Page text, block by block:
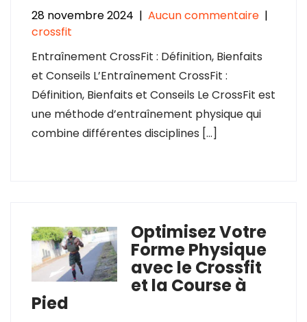
28 novembre 2024 | Aucun commentaire |
crossfit
Entraînement CrossFit : Définition, Bienfaits
et Conseils L’Entraînement CrossFit :
Définition, Bienfaits et Conseils Le CrossFit est
une méthode d’entraînement physique qui
combine différentes disciplines […]
Optimisez Votre
Forme Physique
avec le Crossfit
et la Course à
Pied